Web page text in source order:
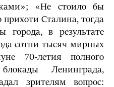
«Не стоило бы
Сталина, тогда
в результате
сотни тысяч мирных
70-летия полного
Ленинграда,
зрителям вопрос: